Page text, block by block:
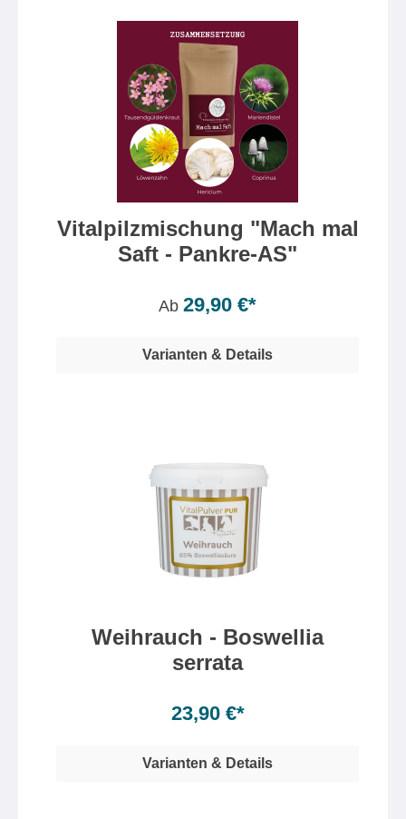
Vitalpilzmischung "Mach mal
Saft - Pankre-AS"
Ab 29,90 €*
Varianten & Details
Weihrauch - Boswellia
serrata
23,90 €*
Varianten & Details